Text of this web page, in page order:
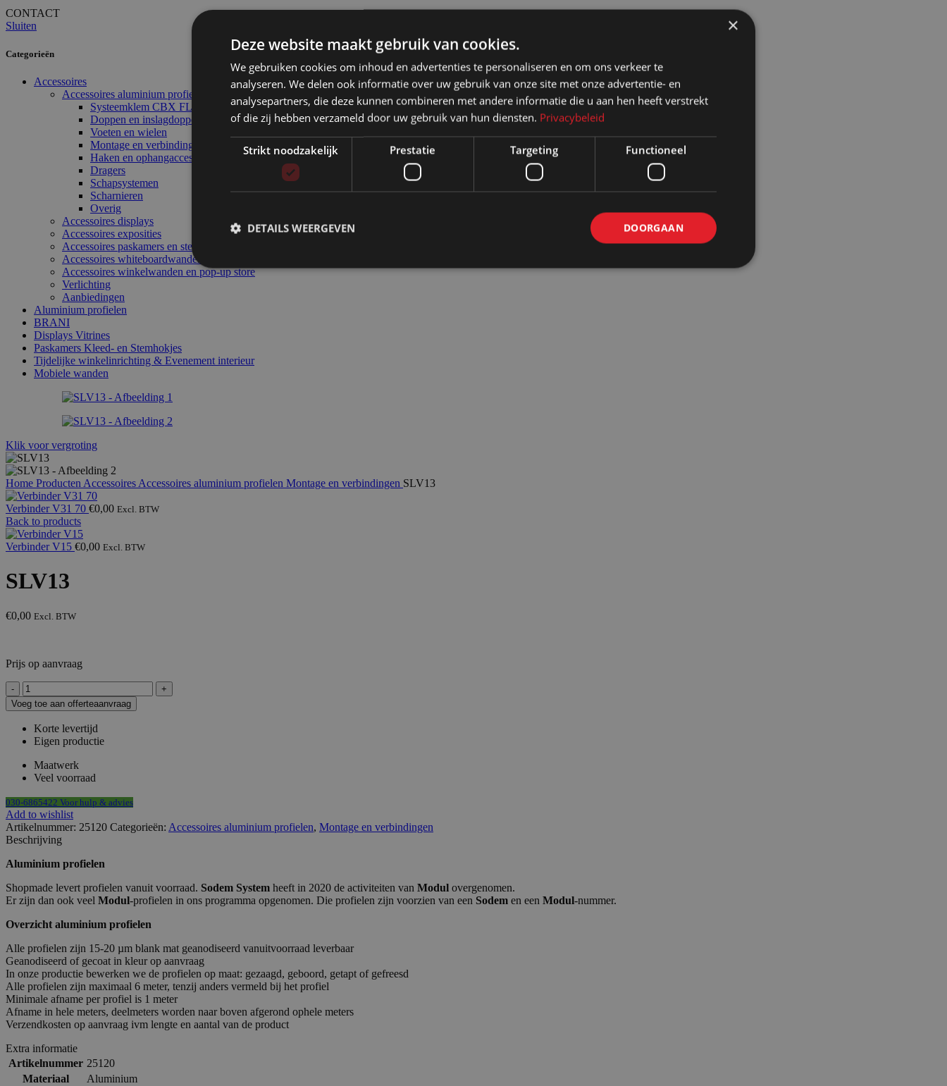
CONTACT
Sluiten
Categorieën
Accessoires
Accessoires aluminium profielen
Systeemklem CBX FLX
Doppen en inslagdoppen
Voeten en wielen
Montage en verbindingen
Haken en ophangaccessoires
Dragers
Schapsystemen
Scharnieren
Overig
Accessoires displays
Accessoires exposities
Accessoires paskamers en stemhokjes
Accessoires whiteboardwanden
Accessoires winkelwanden en pop-up store
Verlichting
Aanbiedingen
Aluminium profielen
BRANI
Displays Vitrines
Paskamers Kleed- en Stemhokjes
Tijdelijke winkelinrichting & Evenement interieur
Mobiele wanden
Klik voor vergroting
Home Producten Accessoires Accessoires aluminium profielen Montage en verbindingen SLV13
Verbinder V31 70 €0,00 Excl. BTW
Back to products
Verbinder V15 €0,00 Excl. BTW
SLV13
€0,00 Excl. BTW
Prijs op aanvraag
SLV13
aantal
Voeg toe aan offerteaanvraag
Korte levertijd
Eigen productie
Maatwerk
Veel voorraad
030-6865422 Voor hulp & advies
Add to wishlist
Artikelnummer: 25120 Categorieën: Accessoires aluminium profielen, Montage en verbindingen
Beschrijving
Aluminium profielen
Shopmade levert profielen vanuit voorraad. Sodem System heeft in 2020 de activiteiten van Modul overgenomen.
Er zijn dan ook veel Modul-profielen in ons programma opgenomen. Die profielen zijn voorzien van een Sodem en een Modul-nummer.
Overzicht aluminium profielen
Alle profielen zijn 15-20 µm blank mat geanodiseerd vanuitvoorraad leverbaar
Geanodiseerd of gecoat in kleur op aanvraag
In onze productie bewerken we de profielen op maat: gezaagd, geboord, getapt of gefreesd
Alle profielen zijn maximaal 6 meter, tenzij anders vermeld bij het profiel
Minimale afname per profiel is 1 meter
Afname in hele meters, deelmeters worden naar boven afgerond ophele meters
Verzendkosten op aanvraag ivm lengte en aantal van de product
Extra informatie
Artikelnummer 25120
Materiaal
Aluminium
×
Deze website maakt gebruik van cookies.
We gebruiken cookies om inhoud en advertenties te personaliseren en om ons verkeer te
analyseren. We delen ook informatie over uw gebruik van onze site met onze advertentie- en
analysepartners, die deze kunnen combineren met andere informatie die u aan hen heeft verstrekt
of die zij hebben verzameld door uw gebruik van hun diensten. Privacybeleid
Strikt noodzakelijk Prestatie Targeting Functioneel
DOORGAAN
DETAILS WEERGEVEN